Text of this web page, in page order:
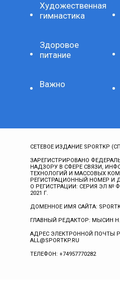
Художественная
гимнастика
Здоровое
питание
Важно
СЕТЕВОЕ ИЗДАНИЕ SPORTKP
ЗАРЕГИСТРИРОВАНО
НАДЗОРУ В СФЕРЕ СВЯЗИ,
ТЕХНОЛОГИЙ И МАССОВЫХ
РЕГИСТРАЦИОННЫЙ НОМЕР И
О РЕГИСТРАЦИИ: СЕРИЯ ЭЛ №
2021 Г.
ДОМЕННОЕ ИМЯ САЙТА:
ГЛАВНЫЙ РЕДАКТОР: МЫСИН
АДРЕС ЭЛЕКТРОННОЙ ПОЧТЫ
ALL@SPORTKP.RU
ТЕЛЕФОН: +74957770282